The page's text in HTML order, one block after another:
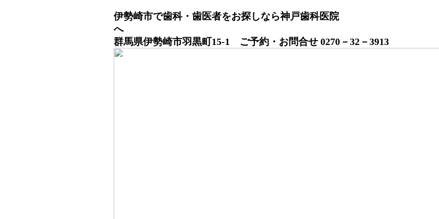
伊勢崎市で歯科・歯医者をお探しなら神戸歯科医院
へ 〒372-
群馬県伊勢崎市羽黒町15-1 ご予約・お問合せ 0270－32－3913